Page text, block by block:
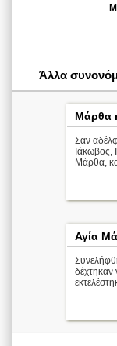
Άλλα
Μάρθα
Σαν
Ιάκωβος,
Μάρθα,
Αγία
δέχτηκαν